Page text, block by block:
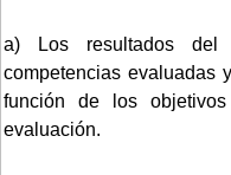
a) Los resultados
competencias evaluadas
función de los
evaluación.